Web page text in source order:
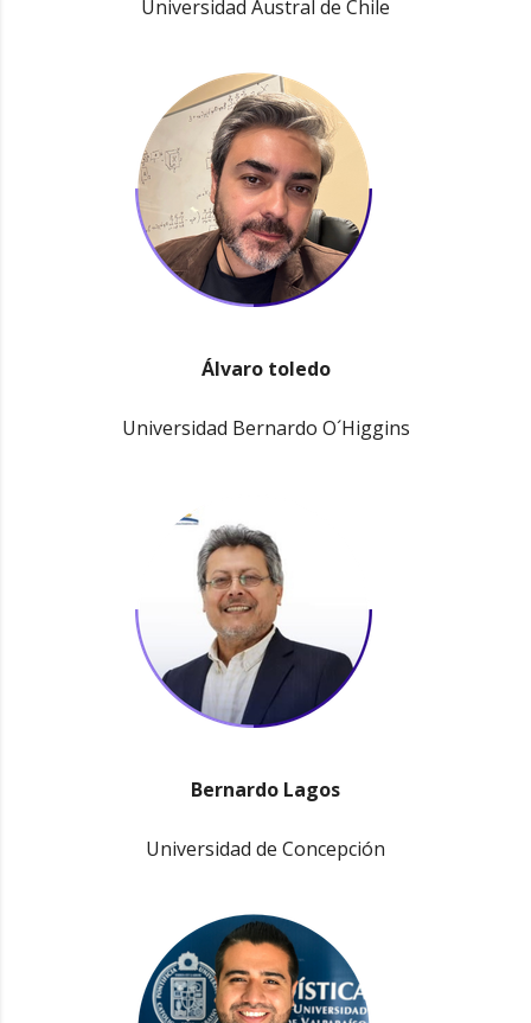
Universidad Austral de Chile
Álvaro toledo
Universidad Bernardo O´Higgins
Bernardo Lagos
Universidad de Concepción